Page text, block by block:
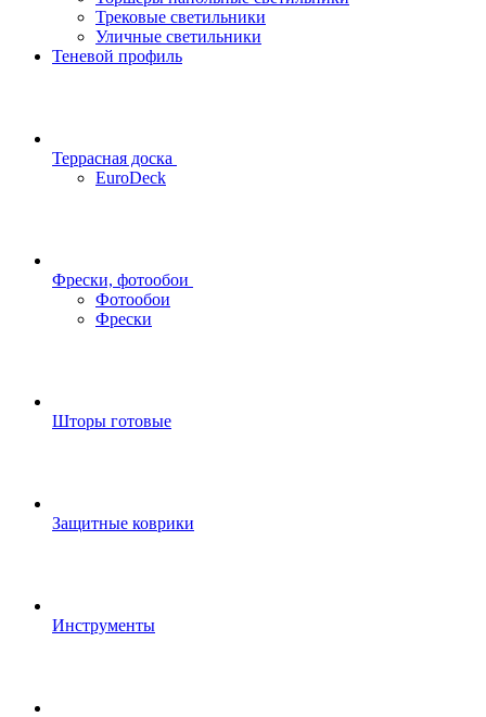
Трековые светильники
Уличные светильники
Теневой профиль
Террасная доска
EuroDeck
Фрески, фотообои
Фотообои
Фрески
Шторы готовые
Защитные коврики
Инструменты